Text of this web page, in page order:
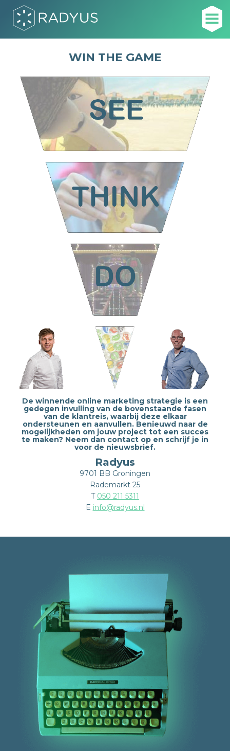
WIN THE GAME
De winnende online marketing strategie is een
gedegen invulling van de bovenstaande fasen
van de klantreis, waarbij deze elkaar
ondersteunen en aanvullen. Benieuwd naar de
mogelijkheden om jouw project tot een succes
te maken? Neem dan contact op en schrijf je in
voor de nieuwsbrief.
Radyus
9701 BB Groningen
Rademarkt 25
T 050 211 5311
E info@radyus.nl